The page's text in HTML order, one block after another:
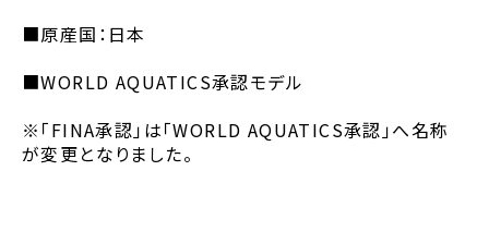
■原産国：日本
■WORLD AQUATICS承認モデル
※「FINA承認」は「WORLD AQUATICS承認」へ名称
が変更となりました。